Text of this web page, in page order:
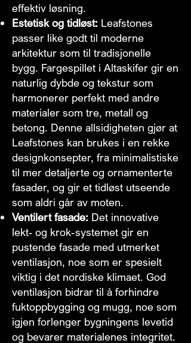
effektiv løsning.
Estetisk og tidløst: Leafstones
passer like godt til moderne
arkitektur som til tradisjonelle
bygg. Fargespillet i Altaskifer gir en
naturlig dybde og tekstur som
harmonerer perfekt med andre
materialer som tre, metall og
betong. Denne allsidigheten gjør at
Leafstones kan brukes i en rekke
designkonsepter, fra minimalistiske
til mer detaljerte og ornamenterte
fasader, og gir et tidløst utseende
som aldri går av moten.
Ventilert fasade: Det innovative
lekt- og krok-systemet gir en
pustende fasade med utmerket
ventilasjon, noe som er spesielt
viktig i det nordiske klimaet. God
ventilasjon bidrar til å forhindre
fuktoppbygging og mugg, noe som
igjen forlenger bygningens levetid
og bevarer materialenes integritet.